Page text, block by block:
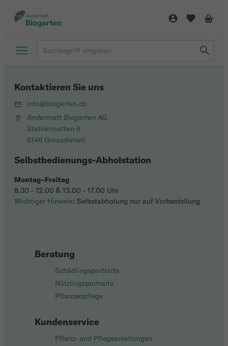
Beratung
Schädlingsportraits
Nützlingsportraits
Pflanzenpflege
Kundenservice
Pflanz- und Pflegeanleitungen
Kontaktieren Sie uns
info@biogarten.ch
Andermatt Biogarten AG
Stahlermatten 6
6146 Grossdietwil
Selbstbedienungs-Abholstation
Montag–Freitag
8.30 - 12.00 & 13.00 - 17.00 Uhr
Wichtiger Hinweis: Selbstabholung nur auf Vorbestellung